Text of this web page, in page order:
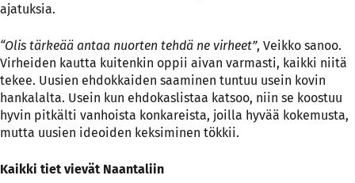
ajatuksia.
“Olis tärkeää antaa nuorten tehdä ne virheet”, Veikko sanoo.
Virheiden kautta kuitenkin oppii aivan varmasti, kaikki niitä
tekee. Uusien ehdokkaiden saaminen tuntuu usein kovin
hankalalta. Usein kun ehdokaslistaa katsoo, niin se koostuu
hyvin pitkälti vanhoista konkareista, joilla hyvää kokemusta,
mutta uusien ideoiden keksiminen tökkii.
Kaikki tiet vievät Naantaliin